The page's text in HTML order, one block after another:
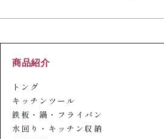
商品紹介
トング
キッチンツール
鉄板・鍋・フライパン
水回り・キッチン収納